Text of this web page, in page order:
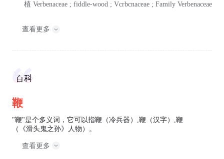
植 Verbenaceae ; fiddle-wood ; Vcrbcnaceae ; Family Verbenaceae
查看更多
百科
鞭
"鞭"是个多义词，它可以指鞭（冷兵器）,鞭（汉字）,鞭
（《滑头鬼之孙》人物）。
查看更多